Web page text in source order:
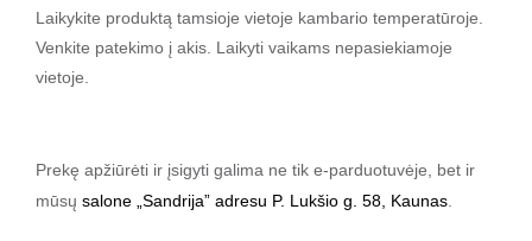
Laikykite produktą tamsioje vietoje kambario temperatūroje.
Venkite patekimo į akis. Laikyti vaikams nepasiekiamoje
vietoje.
Prekę apžiūrėti ir įsigyti galima ne tik e-parduotuvėje, bet ir
mūsų salone „Sandrija” adresu P. Lukšio g. 58, Kaunas.